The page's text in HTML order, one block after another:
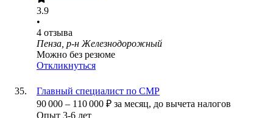
3.9
•
4 отзыва
Пенза, р-н Железнодорожный
Можно без резюме
Откликнуться
Главный специалист по СМР
90 000 – 110 000 ₽ за месяц, до вычета налогов
Опыт 3-6 лет